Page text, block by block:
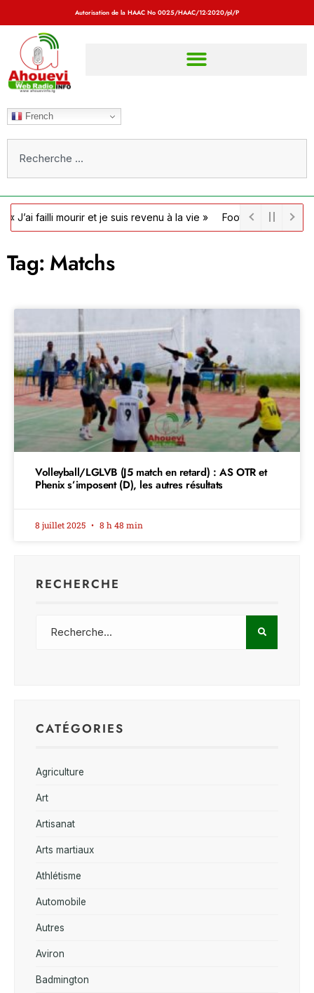
Autorisation de la HAAC No 0025/HAAC/12-2020/pl/P
French
mourir et je suis revenu à la vie » Football / Côte d’Ivoire :
Tag: Matchs
Volleyball/LGLVB (J5 match en retard) : AS OTR et
Phenix s’imposent (D), les autres résultats
8 juillet 2025 8 h 48 min
RECHERCHE
CATÉGORIES
Agriculture
Art
Artisanat
Arts martiaux
Athlétisme
Automobile
Autres
Aviron
Badmington